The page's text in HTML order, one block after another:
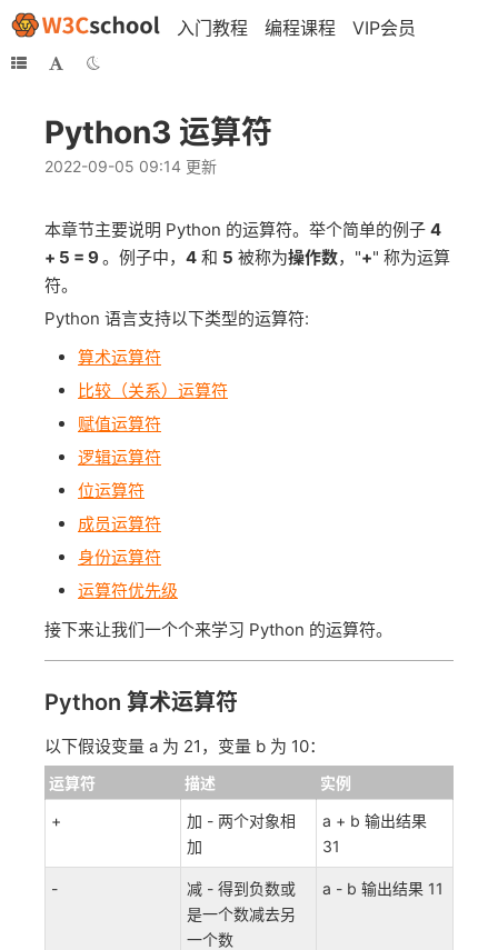
入门教程 编程课程 VIP会员
Python3 运算符
2022-09-05 09:14 更新
本章节主要说明 Python 的运算符。举个简单的例子 4
+ 5 = 9。例子中， 4 和 5 被称为操作数，"+" 称为运算
符。
Python 语言支持以下类型的运算符:
算术运算符
比较（关系）运算符
赋值运算符
逻辑运算符
位运算符
成员运算符
身份运算符
运算符优先级
接下来让我们一个个来学习 Python 的运算符。
Python 算术运算符
以下假设变量 a 为 21，变量 b 为 10：
运算符 描述
实例
+
加 - 两个对象相
加
a + b 输出结果
31
-
减 - 得到负数或
是一个数减去另
一个数
a - b 输出结果 11